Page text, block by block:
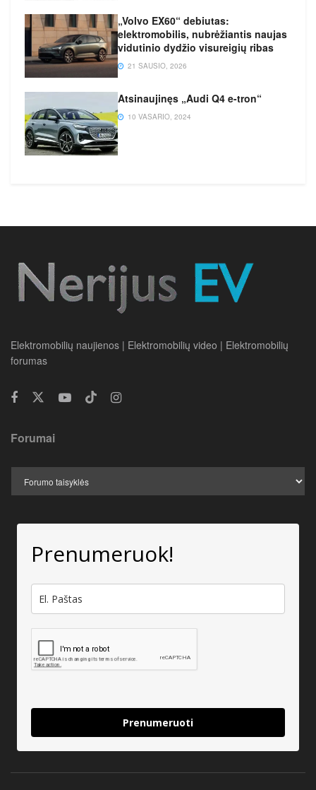
„Volvo EX60“ debiutas:
elektromobilis, nubrėžiantis naujas
vidutinio dydžio visureigių ribas
21 SAUSIO, 2026
Atsinaujinęs „Audi Q4 e-tron“
10 VASARIO, 2024
Elektromobilių naujienos | Elektromobilių video | Elektromobilių
forumas
Forumai
Prenumeruok!
Prenumeruoti